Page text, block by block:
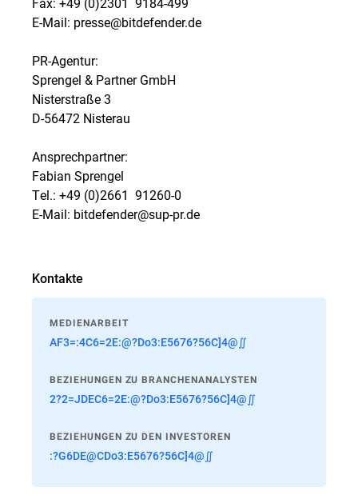
E-Mail: presse@bitdefender.de
PR-Agentur:
Sprengel & Partner GmbH
Nisterstraße 3
D-56472 Nisterau
Ansprechpartner:
Fabian Sprengel
Tel.: +49 (0)2661  91260-0
E-Mail: bitdefender@sup-pr.de
Kontakte
MEDIENARBEIT
AF3=:4C6=2E:@?Do3:E5676?56C]4@∬
BEZIEHUNGEN ZU BRANCHENANALYSTEN
2?2=JDEC6=2E:@?Do3:E5676?56C]4@∬
BEZIEHUNGEN ZU DEN INVESTOREN
:?G6DE@CDo3:E5676?56C]4@∬